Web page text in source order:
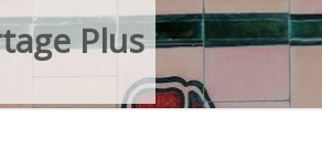
Plus